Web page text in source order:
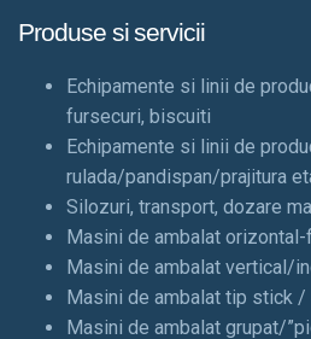
Produse si servicii
Echipamente si linii de
fursecuri, biscuiti
Echipamente si linii de
rulada/pandispan/prajitura
Silozuri, transport, dozare
Masini de ambalat
Masini de ambalat vertical/
Masini de ambalat tip stick
Masini de ambalat grupat/